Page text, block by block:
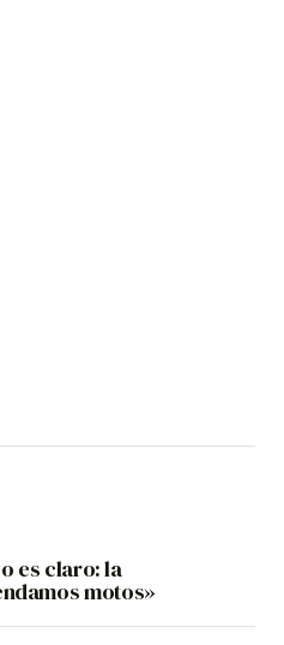
es claro: la
motos»